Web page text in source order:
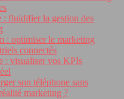
: fluidifier la gestion des
: optimiser le marketing
connectés
: visualiser vos KPIs
son téléphone sans
marketing ?